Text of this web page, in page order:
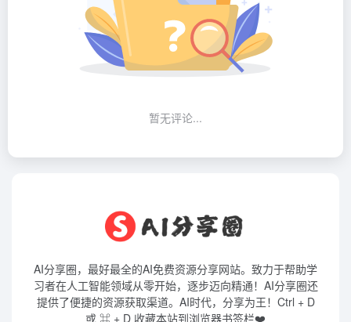
暂无评论...
AI分享圈，最好最全的AI免费资源分享网站。致力于帮助学
习者在人工智能领域从零开始，逐步迈向精通！AI分享圈还
提供了便捷的资源获取渠道。AI时代，分享为王！Ctrl + D
或 ⌘ + D 收藏本站到浏览器书签栏❤️